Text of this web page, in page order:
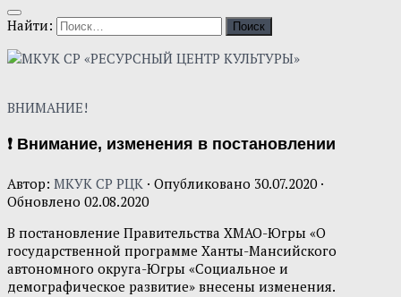
Найти:
ВНИМАНИЕ!
❗ Внимание, изменения в постановлении
Автор: МКУК СР РЦК · Опубликовано 30.07.2020·
Обновлено 02.08.2020
В постановление Правительства ХМАО-Югры «О
государственной программе Ханты-Мансийского
автономного округа-Югры «Социальное и
демографическое развитие» внесены изменения.